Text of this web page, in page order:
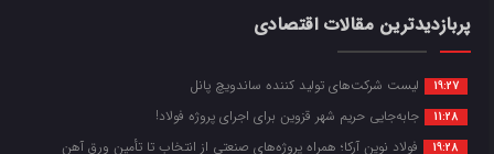
پربازدیدترین مقالات اقتصادی
19:27 لیست شرکت‌های تولید کننده ساندویچ پانل
11:28 جابه‌جایی حریم شهر قزوین برای اجرای پروژه فولاد!
19:28 فولاد نوین آرکا؛ همراه پروژه‌های صنعتی از انتخاب تا تأمین ورق آهن